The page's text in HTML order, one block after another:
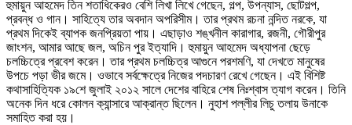
হুমায়ুন আহমেদ তিন শতাধিকেরও বেশি লিখা লিখে গেছেন, গল্প, উপন্যাস, ছোটগল্প,
প্রবন্ধ ও গান। সাহিত্যে তার অবদান অপরিসীম। তার প্রথম রচনা নন্দিত নরকে, যা
প্রথম দিকেই ব্যাপক জনপ্রিয়তা পায়। এছাড়াও শঙ্খনীল কারাগার, রজনী, গৌরীপুর
জাংশন, আমার আছে জল, অচিন পুর ইত্যাদি। হুমায়ুন আহমেদ অধ্যাপনা ছেড়ে
চলচ্চিত্রে প্রবেশ করেন। তার প্রথম চলচ্চিত্র আগুনে পরশমণি, যা দেখতে মানুষের
উপচে পড়া ভীর জমে। ওভাবে সর্বক্ষেত্রে নিজের পদচারণ রেখে গেছেন। এই বিশিষ্ট
কথাসাহিত্যিক ১৯শে জুলাই ২০১২ সালে দেশের বাহিরে শেষ নিঃশ্বাস ত্যাগ করেন। তিনি
অনেক দিন ধরে কোলন ক্যান্সারে আক্রান্ত ছিলেন। নুহাশ পল্লীর লিচু তলায় উনাকে
সমাহিত করা হয়।